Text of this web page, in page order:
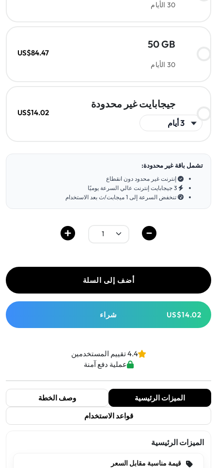
30 الأيام
50 GB
30 الأيام
US$84.47
جيجابايت غير محدودة
US$14.02
تشمل باقة غير محدودة:
إنترنت غير محدود دون انقطاع
3 جيجابايت إنترنت عالي السرعة يوميًا
تنخفض السرعة إلى 1 ميجابت/ث بعد الاستخدام
أضف إلى السلة
شراء US$14.02
4.4 تقييم المستخدمين
عملية دفع آمنة
الميزات الرئيسية
وصف الخطة
قواعد الاستخدام
الميزات الرئيسية
قيمة مناسبة مقابل السعر